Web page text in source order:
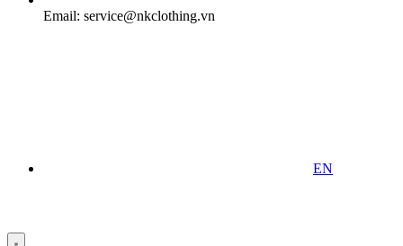
Email: service@nkclothing.vn
EN